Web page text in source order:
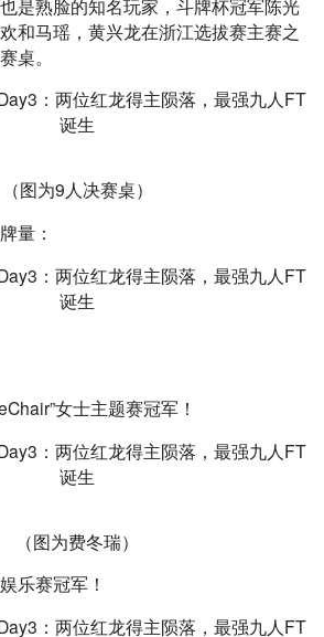
是熟脸的知名玩家，斗牌杯冠军陈光
和马瑶，黄兴龙在浙江选拔赛主赛之
桌。
（图为9人决赛桌）
量：
女士主题赛冠军！
（图为费冬瑞）
乐赛冠军！